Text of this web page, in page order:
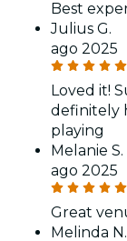
Best
Julius G.
ago 2025
Loved it!
definitely
playing
Melanie S.
ago 2025
Great
Melinda N.